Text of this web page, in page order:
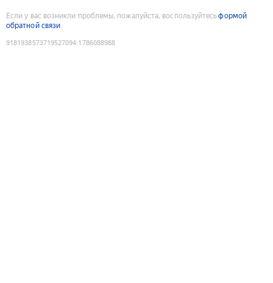
Если у вас возникли проблемы, пожалуйста, воспользуйтесьформой
обратной связи
9181938573719527094:1786088988